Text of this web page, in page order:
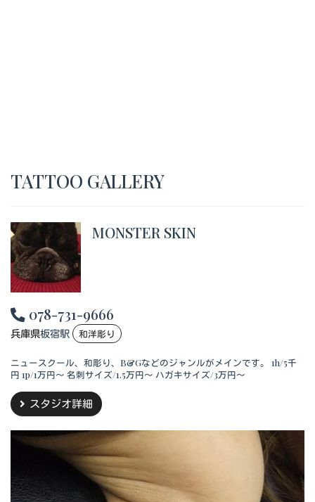
TATTOO GALLERY
MONSTER SKIN
078-731-9666
兵庫県板宿駅 和洋彫り
ニュースクール、和彫り、B&Gなどのジャンルがメインです。 1h/5千
円 1p/1万円～ 名刺サイズ/1.5万円～ ハガキサイズ/3万円～
スタジオ詳細